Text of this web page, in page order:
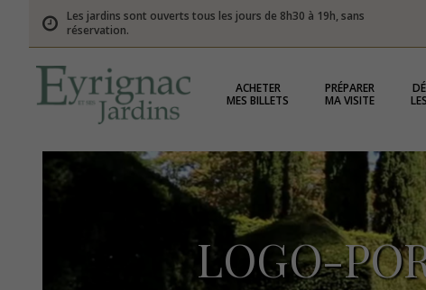
Les jardins sont ouverts tous les jours de 8h30 à 19h, sans
réservation.
ACHETER
MES BILLETS
PRÉPARER
MA VISITE
LOGO-